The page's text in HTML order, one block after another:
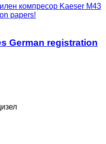
компресор Kaeser M43
papers!
German registration